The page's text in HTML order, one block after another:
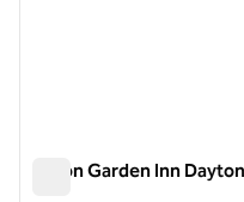
Hilton Garden Inn